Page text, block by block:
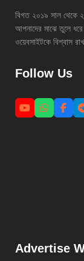
বিগত ২০১৯ সাল থেকে
আপনাদের মাঝে তুলে
ওয়েবসাইটকে বিশ্বাস
Follow Us
Advertise